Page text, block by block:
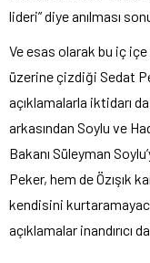
lideri” diye anılması
Ve esas olarak bu iç
üzerine çizdiği Sedat
açıklamalarla iktidarı
arkasından Soylu ve
Bakanı Süleyman
Peker, hem de Özışık
kendisini
açıklamalar inandırıcı